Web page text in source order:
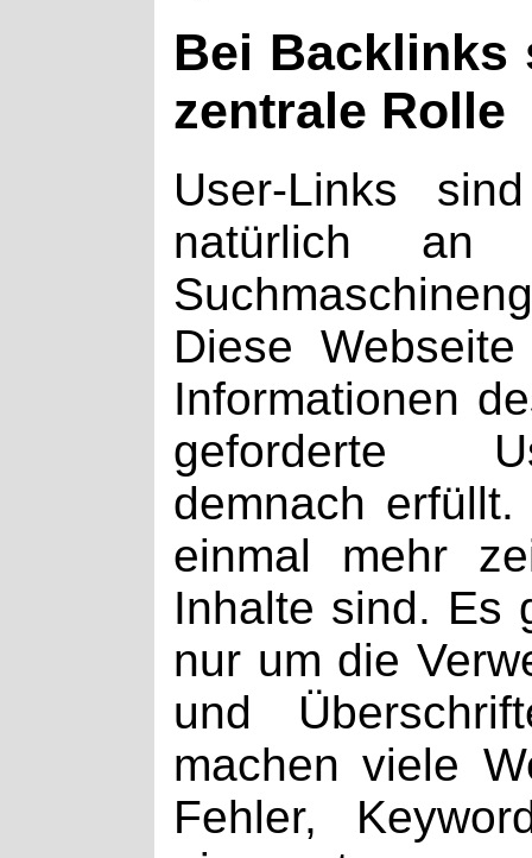
Bei Backlinks
zentrale Rolle
User-Links
natürlich an
Diese
Informationen
geforderte
demnach
einmal mehr
Inhalte sind. Es
nur um die
und
machen viele
Fehler,